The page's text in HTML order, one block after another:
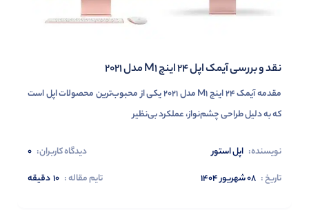
نقد و بررسی آیمک اپل 24 اینچ M1 مدل 2021
مقدمه آیمک 24 اینچ M1 مدل 2021 یکی از محبوب‌ترین محصولات اپل است
که به دلیل طراحی چشم‌نواز، عملکرد بی‌نظیر
نویسنده: اپل استور دیدگاه کاربران: 0
تاریخ : ۰۸ شهریور ۱۴۰۴ تایم مقاله : 10دقیقه